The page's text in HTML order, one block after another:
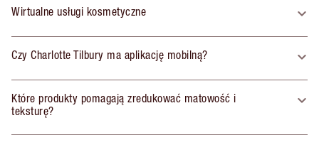
Wirtualne usługi kosmetyczne
Czy Charlotte Tilbury ma aplikację mobilną?
Które produkty pomagają zredukować matowość i
teksturę?